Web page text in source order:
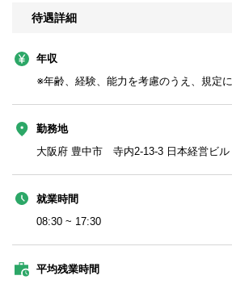
待遇詳細
年収
※年齢、経験、能力を考慮のうえ、規定
勤務地
大阪府 豊中市 寺内2-13-3 日本経営ビル
就業時間
08:30 ~ 17:30
平均残業時間